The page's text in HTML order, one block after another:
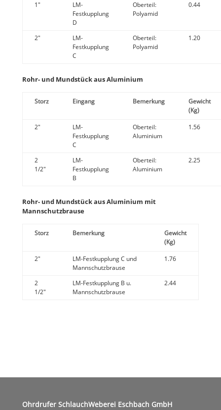
1"
LM-
Festkupplung
D
Oberteil:
Polyamid
0.44
2"
LM-
Festkupplung
C
Oberteil:
Polyamid
1.20
Rohr- und Mundstück aus Aluminium
Storz Eingang Bemerkung
Gewicht
(Kg)
2"
LM-
Festkupplung
C
Oberteil:
Aluminium
1.56
2
1/2"
LM-
Festkupplung
B
Oberteil:
Aluminium
2.25
Rohr- und Mundstück aus Aluminium mit
Mannschutzbrause
Storz Bemerkung
Gewicht
(Kg)
2"
LM-Festkupplung C und
Mannschutzbrause
1.76
2
1/2"
LM-Festkupplung B u.
Mannschutzbrause
2.44
Ohrdrufer SchlauchWeberei Eschbach GmbH